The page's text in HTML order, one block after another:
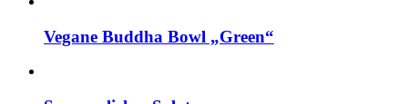
Vegane Buddha Bowl „Green“